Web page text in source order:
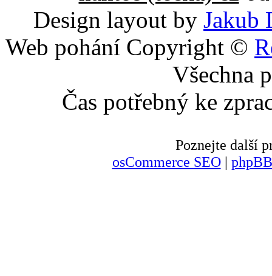
Design layout by Jakub
Web pohání Copyright ©
Všechna
Čas potřebný ke
Poznejte další
osCommerce SEO|